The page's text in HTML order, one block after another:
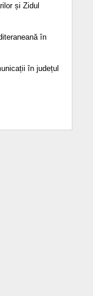
și Zidul
în
în județul